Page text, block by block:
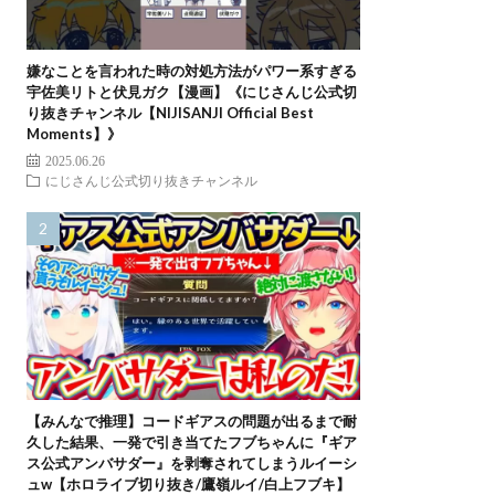
嫌なことを言われた時の対処方法がパワー系すぎる
宇佐美リトと伏見ガク【漫画】《にじさんじ公式切
り抜きチャンネル【NIJISANJI Official Best
Moments】》
2025.06.26
にじさんじ公式切り抜きチャンネル
【みんなで推理】コードギアスの問題が出るまで耐
久した結果、一発で引き当てたフブちゃんに『ギア
ス公式アンバサダー』を剥奪されてしまうルイーシ
ュw【ホロライブ切り抜き/鷹嶺ルイ/白上フブキ】